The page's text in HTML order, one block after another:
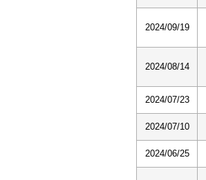
2024/09/19
2024/08/14
2024/07/23
2024/07/10
2024/06/25